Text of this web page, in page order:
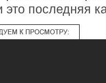
последняя